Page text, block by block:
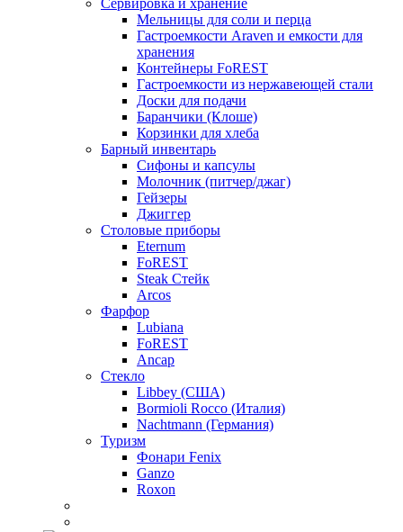
Сервировка и хранение
Мельницы для соли и перца
Гастроемкости Araven и емкости для
хранения
Контейнеры FoREST
Гастроемкости из нержавеющей стали
Доски для подачи
Баранчики (Клоше)
Корзинки для хлеба
Барный инвентарь
Сифоны и капсулы
Молочник (питчер/джаг)
Гейзеры
Джиггер
Столовые приборы
Eternum
FoREST
Steak Стейк
Arcos
Фарфор
Lubiana
FoREST
Ancap
Стекло
Libbey (США)
Bormioli Rocco (Италия)
Nachtmann (Германия)
Туризм
Фонари Fenix
Ganzo
Roxon